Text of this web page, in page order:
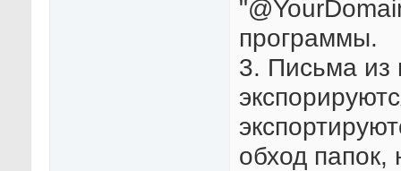
программы.
3. Письма из
обход